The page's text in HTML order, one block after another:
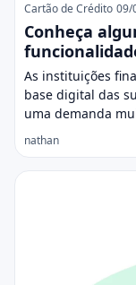
Cartão de Crédito 09/
Conheça
As instituições
base digital das
uma demanda
nathan